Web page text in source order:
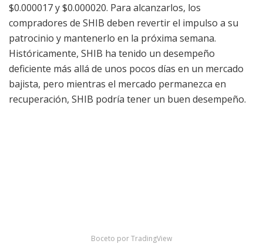
$0.000017 y $0.000020. Para alcanzarlos, los
compradores de SHIB deben revertir el impulso a su
patrocinio y mantenerlo en la próxima semana.
Históricamente, SHIB ha tenido un desempeño
deficiente más allá de unos pocos días en un mercado
bajista, pero mientras el mercado permanezca en
recuperación, SHIB podría tener un buen desempeño.
Boceto por TradingView